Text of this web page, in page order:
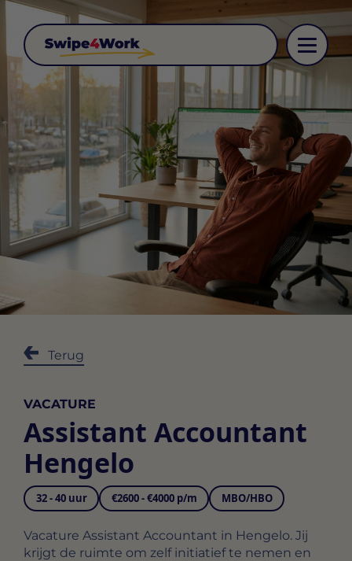
Terug
VACATURE
Assistant Accountant
Hengelo
32 - 40 uur €2600 - €4000 p/m MBO/HBO
Vacature Assistant Accountant in Hengelo. Jij
krijgt de ruimte om zelf initiatief te nemen en